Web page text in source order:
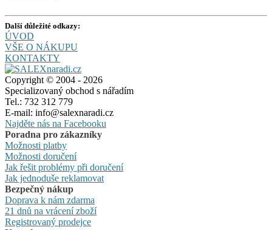
Další důležité odkazy:
ÚVOD
VŠE O NÁKUPU
KONTAKTY
Copyright © 2004 - 2026
Specializovaný obchod s nářadím
Tel.: 732 312 779
E-mail: info@salexnaradi.cz
Najděte nás na Facebooku
Poradna pro zákazníky
Možnosti platby
Možnosti doručení
Jak řešit problémy při doručení
Jak jednoduše reklamovat
Bezpečný nákup
Doprava k nám zdarma
21 dnů na vrácení zboží
Registrovaný prodejce